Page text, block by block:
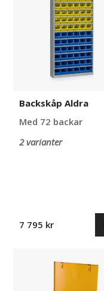
Backskåp Aldra
Med 72 backar
2 varianter
7 795 kr